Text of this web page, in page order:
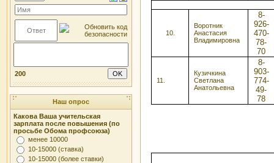
200
Наш опрос
Какова Ваша учительская
зарплата после повышения (по
просьбе Обома профсоюза)
менее 10000
10-15000 (ставка)
10-15000 (более ставки)
10.
Воротник
Анастасия
Владимировна
8-
926-
470-
78-
70
11.
Кузичкина
Светлана
Анатольевна
8-
903-
774-
49-
78